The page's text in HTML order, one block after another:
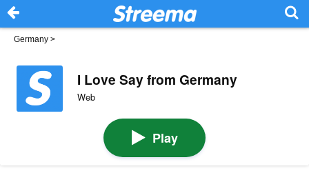
Germany >
I Love Say from Germany
Web
Play